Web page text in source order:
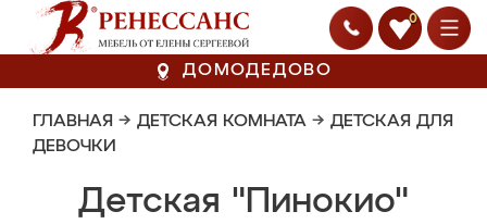
0
ДОМОДЕДОВО
ГЛАВНАЯ → ДЕТСКАЯ КОМНАТА → ДЕТСКАЯ ДЛЯ
ДЕВОЧКИ
Детская "Пинокио"